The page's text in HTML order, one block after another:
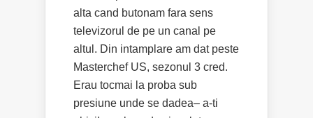
alta cand butonam fara sens
televizorul de pe un canal pe
altul. Din intamplare am dat peste
Masterchef US, sezonul 3 cred.
Erau tocmai la proba sub
presiune unde se dadea– a-ti